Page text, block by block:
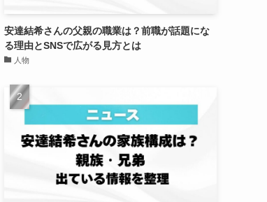
安達結希さんの父親の職業は？前職が話題にな
る理由とSNSで広がる見方とは
人物